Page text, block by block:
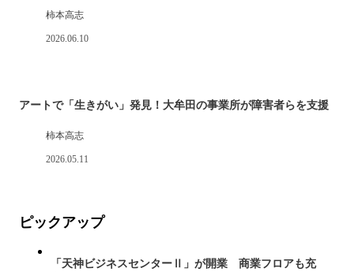
柿本高志
2026.06.10
アートで「生きがい」発見！大牟田の事業所が障害者らを支援
柿本高志
2026.05.11
ピックアップ
「天神ビジネスセンターⅡ」が開業 商業フロアも充